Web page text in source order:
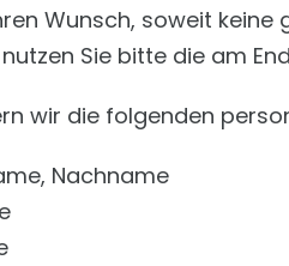
Wunsch, soweit
Sie bitte die am
wir die folgenden
Nachname